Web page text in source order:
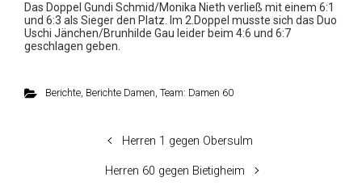
Das Doppel Gundi Schmid/Monika Nieth verließ mit einem 6:1
und 6:3 als Sieger den Platz. Im 2.Doppel musste sich das Duo
Uschi Jänchen/Brunhilde Gau leider beim 4:6 und 6:7
geschlagen geben.
Berichte, Berichte Damen, Team: Damen 60
Herren 1 gegen Obersulm
Herren 60 gegen Bietigheim